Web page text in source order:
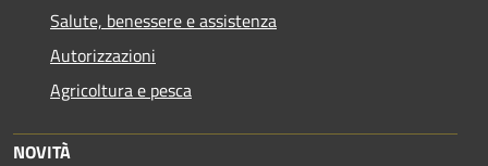
Salute, benessere e assistenza
Autorizzazioni
Agricoltura e pesca
NOVITÀ